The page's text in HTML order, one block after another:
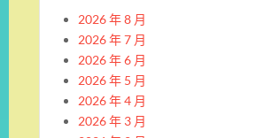
2026 年 8 月
2026 年 7 月
2026 年 6 月
2026 年 5 月
2026 年 4 月
2026 年 3 月